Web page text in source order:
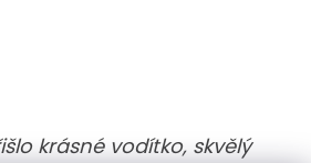
krásné vodítko, skvělý